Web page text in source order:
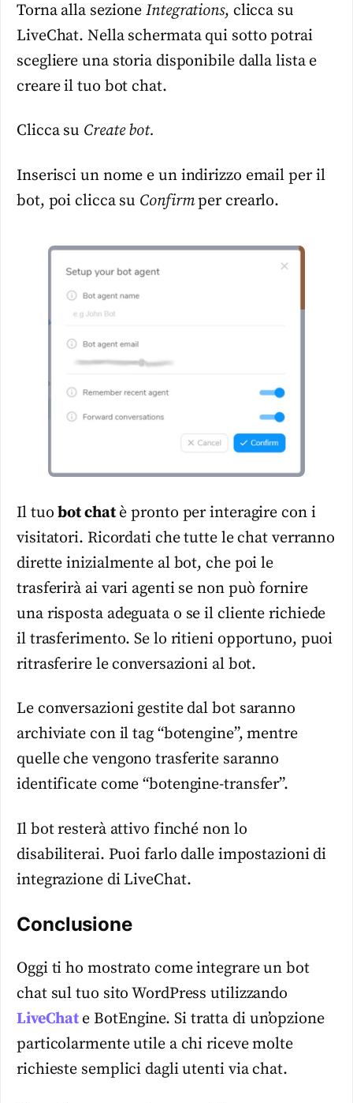
Torna alla sezioneIntegrations, clicca su
LiveChat. Nella schermata qui sotto potrai
scegliere una storia disponibile dalla lista e
creare il tuo bot chat.
Clicca su Create bot.
Inserisci un nome e un indirizzo email per il
bot, poi clicca su Confirmper crearlo.
Il tuobot chatè pronto per interagire con i
visitatori. Ricordati che tutte le chat verranno
dirette inizialmente al bot, che poi le
trasferirà ai vari agenti se non può fornire
una risposta adeguata o se il cliente richiede
il trasferimento. Se lo ritieni opportuno, puoi
ritrasferire le conversazioni al bot.
Le conversazioni gestite dal bot saranno
archiviate con il tag “botengine”, mentre
quelle che vengono trasferite saranno
identificate come “botengine-transfer”.
Il bot resterà attivo finché non lo
disabiliterai. Puoi farlo dalle impostazioni di
integrazione di LiveChat.
Conclusione
Oggi ti ho mostrato come integrare un bot
chat sul tuo sito WordPress utilizzando
LiveChate BotEngine. Si tratta di un’opzione
particolarmente utile a chi riceve molte
richieste semplici dagli utenti via chat.